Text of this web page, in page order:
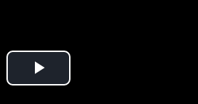
Play Video